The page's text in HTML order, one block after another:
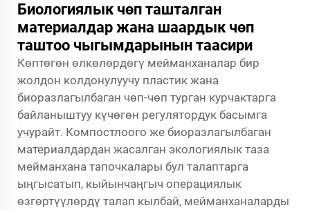
Биологиялык чөп ташталган
материалдар жана шаардык чөп
таштоо чыгымдарынын таасири
Көптөгөн өлкөлөрдөгү мейманханалар бир
жолдон колдонулуучу пластик жана
биоразлагылбаган чөп-чөп турган курчактарга
байланыштуу күчөгөн регулятордук басымга
учурайт. Компостлоого же биоразлагылбаган
материалдардан жасалган экологиялык таза
мейманхана тапочкалары бул талаптарга
ыңгысатып, кыйынчаңгыч операциялык
өзгөртүүлөрдү талап кылбай, мейманханаларды